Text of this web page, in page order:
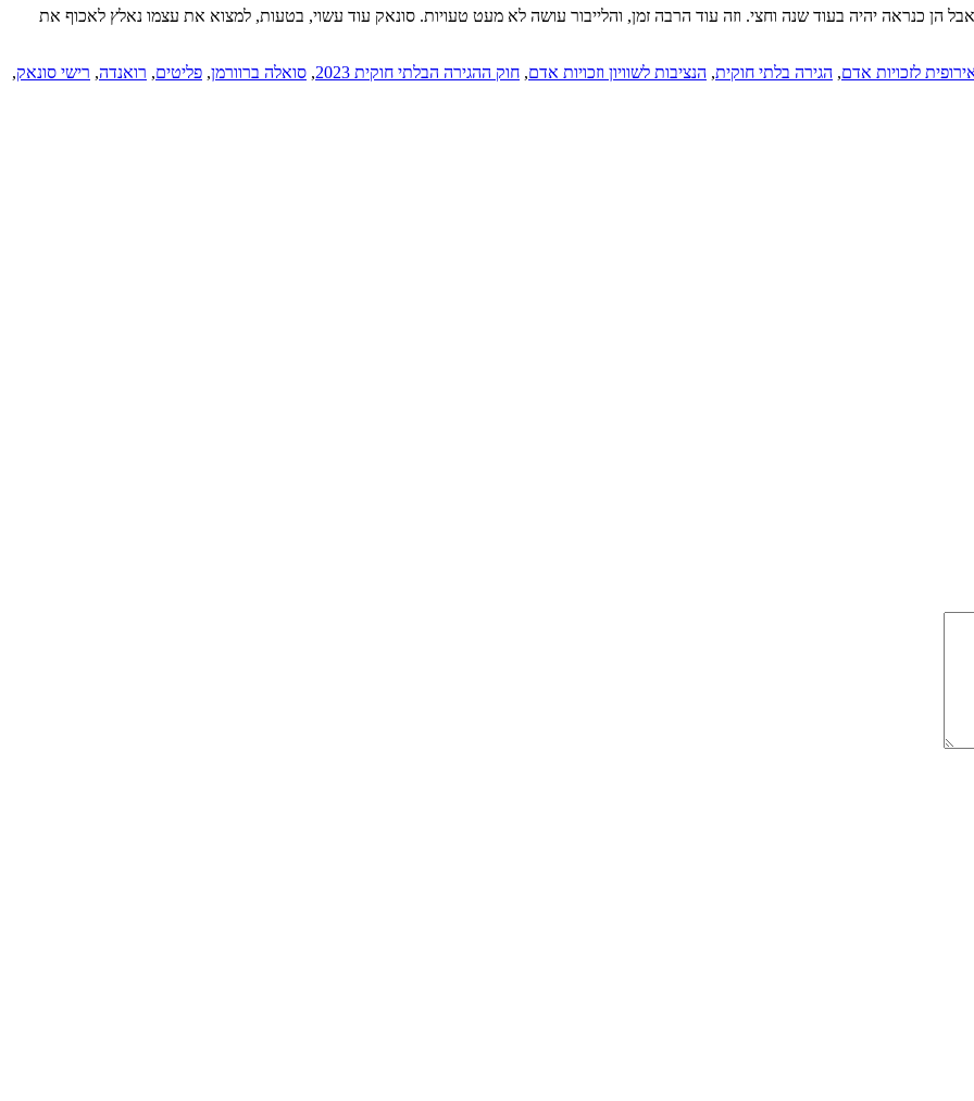
הן כנראה יהיה בעוד שנה וחצי. וזה עוד הרבה זמן, והלייבור עושה לא מעט טעויות. סונאק עוד עשוי, בטעות, למצוא את עצמו נאלץ לאכוף את
לזכויות אדם, הגירה בלתי חוקית, הנציבות לשוויון וזכויות אדם, חוק ההגירה הבלתי חוקית 2023 , סואלה ברוורמן, פליטים, רואנדה, רישי סונאק,